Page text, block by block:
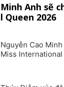
Anh sẽ
2026
Nguyễn Cao
Miss